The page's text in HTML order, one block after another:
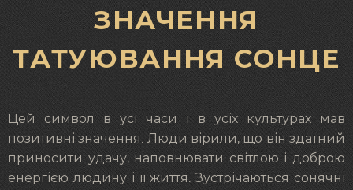
ЗНАЧЕННЯ
ТАТУЮВАННЯ СОНЦЕ
Цей символ в усі часи і в усіх культурах мав
позитивні значення. Люди вірили, що він здатний
приносити удачу, наповнювати світлою і доброю
енергією людину і її життя. Зустрічаються сонячні